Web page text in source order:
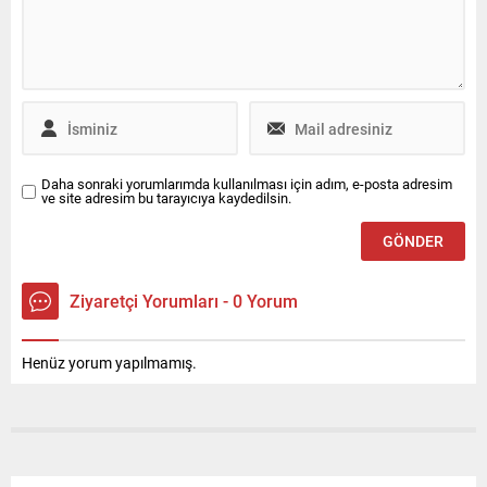
ayakta!" ifadeleri yer aldı.
Daha sonraki yorumlarımda kullanılması için adım, e-posta adresim
ve site adresim bu tarayıcıya kaydedilsin.
Ziyaretçi Yorumları - 0 Yorum
Henüz yorum yapılmamış.